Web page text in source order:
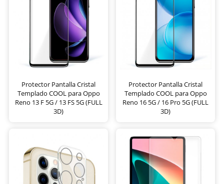
Protector Pantalla Cristal
Templado COOL para Oppo
Reno 13 F 5G / 13 FS 5G (FULL
3D)
Protector Pantalla Cristal
Templado COOL para Oppo
Reno 16 5G / 16 Pro 5G (FULL
3D)